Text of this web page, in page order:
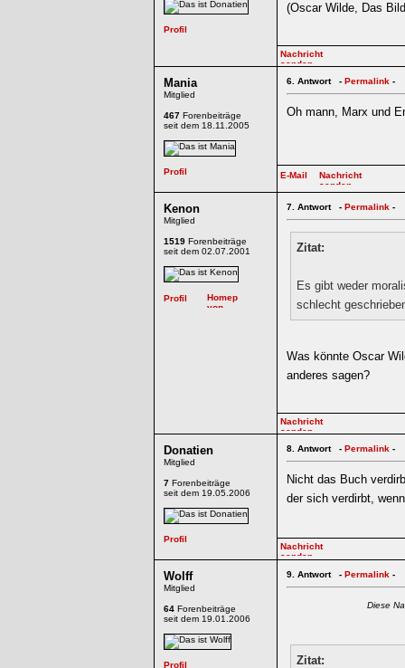
(Oscar Wilde, Das
Mania
Mitglied
467 Forenbeiträge
seit dem 18.11.2005
6. Antwort - Permalink -
Oh mann, Marx und
Kenon
Mitglied
1519 Forenbeiträge
seit dem 02.07.2001
7. Antwort - Permalink -
Zitat:
Es gibt weder
schlecht
Was könnte Oscar
anderes sagen?
Donatien
Mitglied
7 Forenbeiträge
seit dem 19.05.2006
8. Antwort - Permalink -
Nicht das Buch
der sich verdirbt,
Wolff
Mitglied
64 Forenbeiträge
seit dem 19.01.2006
9. Antwort - Permalink -
Diese
Zitat: